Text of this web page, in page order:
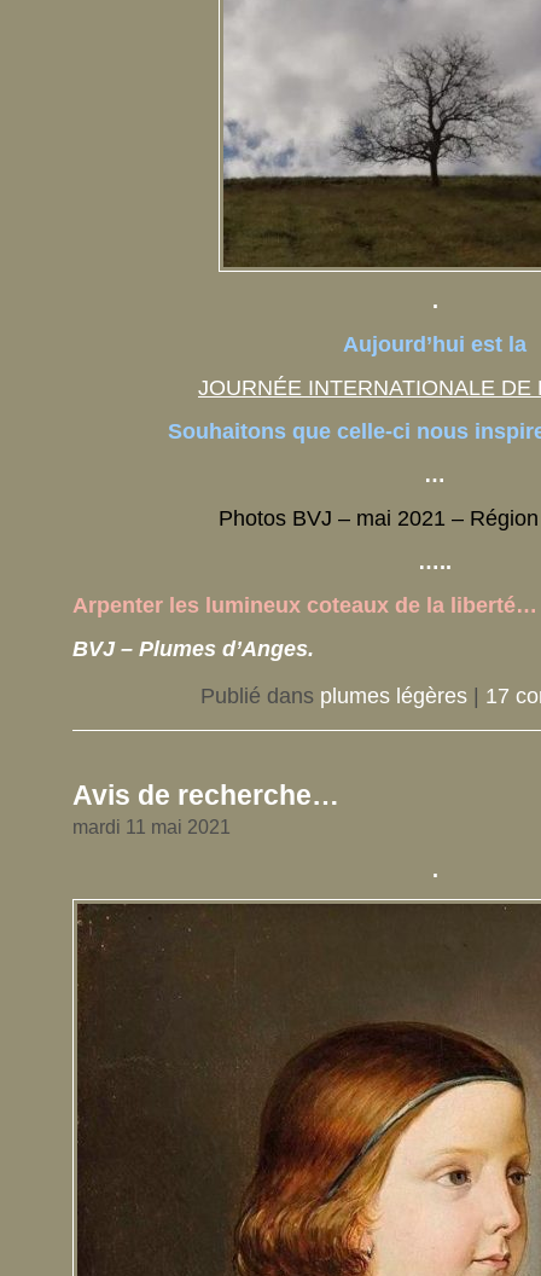
.
Aujourd’hui est la
JOURNÉE INTERNATIONALE DE
Souhaitons que celle-ci nous
…
Photos BVJ – mai 2021 –
…..
Arpenter les lumineux coteaux de la liberté…
BVJ – Plumes d’Anges.
Publié dans plumes légères| 17
Avis de recherche…
mardi 11 mai 2021
.